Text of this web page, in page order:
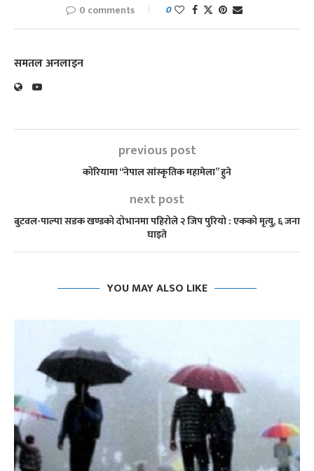
0 comments 0
समतल अनलाइन
previous post
कोरियामा “नेपाल सांस्कृतिक महामेला” हुने
next post
बुटवल-पाल्पा सडक खण्डको दोभानमा पहिरोले २ जिप पुरियो : एकको मृत्यु, ६ जना
घाइते
YOU MAY ALSO LIKE